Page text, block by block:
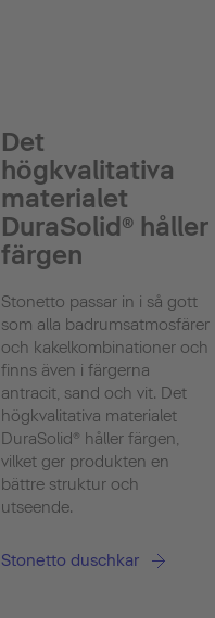
Det
högkvalitativa
materialet
DuraSolid® håller
färgen
Stonetto passar in i så gott
som alla badrumsatmosfärer
och kakelkombinationer och
finns även i färgerna
antracit, sand och vit. Det
högkvalitativa materialet
DuraSolid® håller färgen,
vilket ger produkten en
bättre struktur och
utseende.
Stonetto duschkar